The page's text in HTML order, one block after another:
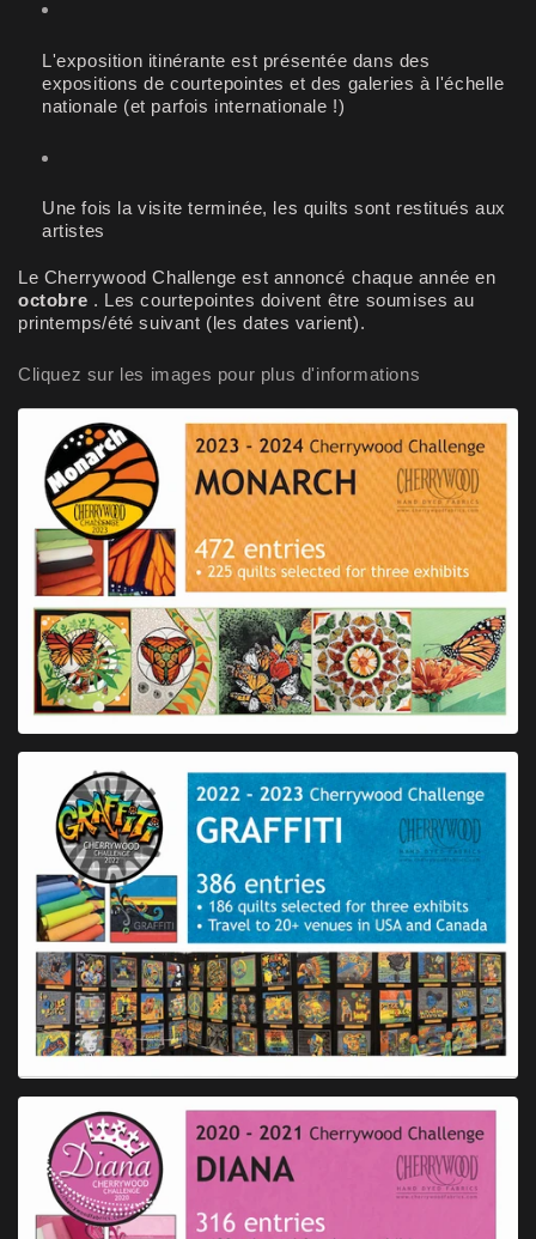
L'exposition itinérante est présentée dans des
expositions de courtepointes et des galeries à l'échelle
nationale (et parfois internationale !)
Une fois la visite terminée, les quilts sont restitués aux
artistes
Le Cherrywood Challenge est annoncé chaque année en
octobre . Les courtepointes doivent être soumises au
printemps/été suivant (les dates varient).
Cliquez sur les images pour plus d'informations